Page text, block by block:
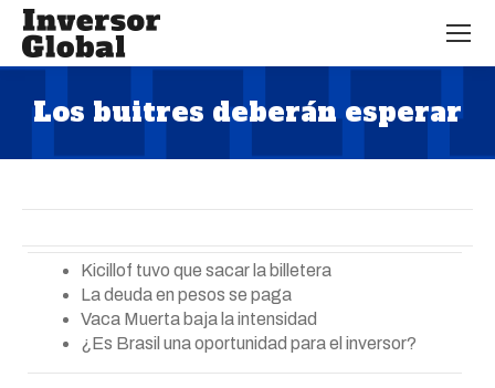
Los buitres deberán esperar
Kicillof tuvo que sacar la billetera
La deuda en pesos se paga
Vaca Muerta baja la intensidad
¿Es Brasil una oportunidad para el inversor?